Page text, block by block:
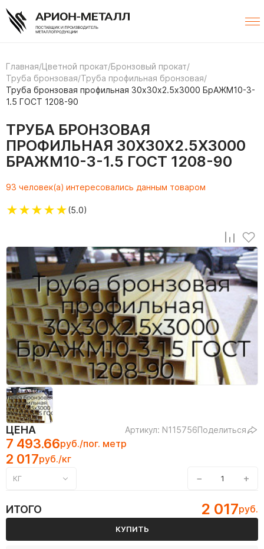
Главная/Цветной прокат/Бронзовый прокат/
Труба бронзовая/Труба профильная бронзовая/
Труба бронзовая профильная 30х30х2.5х3000 БрАЖМ10-3-
1.5 ГОСТ 1208-90
ТРУБА БРОНЗОВАЯ
ПРОФИЛЬНАЯ 30Х30Х2.5Х3000
БРАЖМ10-3-1.5 ГОСТ 1208-90
93 человек(а) интересовались данным товаром
★★★★★(5.0)
ЦЕНА Артикул: N115756Поделиться
7 493.66руб./пог. метр
2 017руб./кг
КГ − +
ИТОГО 2 017руб.
КУПИТЬ